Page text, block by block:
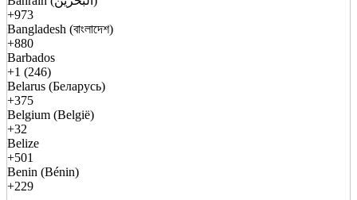
+973
Bangladesh (বাংলাদেশ)
+880
Barbados
+1 (246)
Belarus (Беларусь)
+375
Belgium (België)
+32
Belize
+501
Benin (Bénin)
+229